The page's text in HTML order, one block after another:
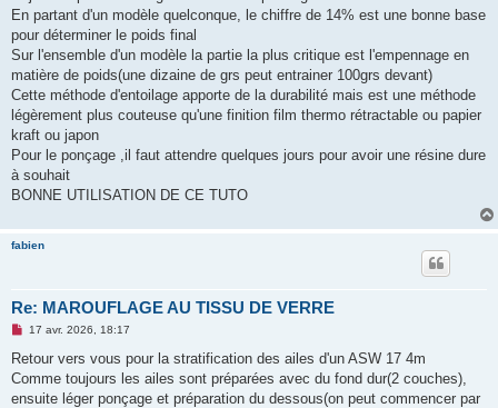
En partant d'un modèle quelconque, le chiffre de 14% est une bonne base
pour déterminer le poids final
Sur l'ensemble d'un modèle la partie la plus critique est l'empennage en
matière de poids(une dizaine de grs peut entrainer 100grs devant)
Cette méthode d'entoilage apporte de la durabilité mais est une méthode
légèrement plus couteuse qu'une finition film thermo rétractable ou papier
kraft ou japon
Pour le ponçage ,il faut attendre quelques jours pour avoir une résine dure
à souhait
BONNE UTILISATION DE CE TUTO
fabien
Re: MAROUFLAGE AU TISSU DE VERRE
M
s
a
g
17 avr. 2026, 18:17
Retour vers vous pour la stratification des ailes d'un ASW 17 4m
Comme toujours les ailes sont préparées avec du fond dur(2 couches),
ensuite léger ponçage et préparation du dessous(on peut commencer par